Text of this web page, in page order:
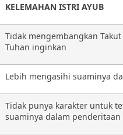
KELEMAHAN ISTRI AYUB
Tidak mengembangkan
Tuhan inginkan
Lebih mengasihi suaminya
Tidak punya karakter untuk
suaminya dalam penderitaan